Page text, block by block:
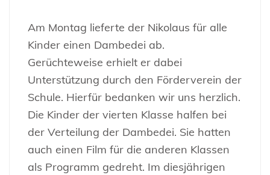
Am Montag lieferte der Nikolaus für alle
Kinder einen Dambedei ab.
Gerüchteweise erhielt er dabei
Unterstützung durch den Förderverein der
Schule. Hierfür bedanken wir uns herzlich.
Die Kinder der vierten Klasse halfen bei
der Verteilung der Dambedei. Sie hatten
auch einen Film für die anderen Klassen
als Programm gedreht. Im diesjährigen